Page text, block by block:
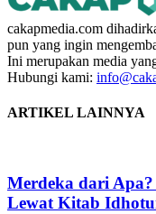
cakapmedia.com
pun yang ingin
Ini merupakan media
Hubungi kami:
ARTIKEL LAINNYA
Merdeka dari
Lewat Kitab